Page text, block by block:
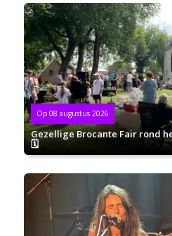
Op 08 augustus 2026
Gezellige Brocante Fair rond
🗓